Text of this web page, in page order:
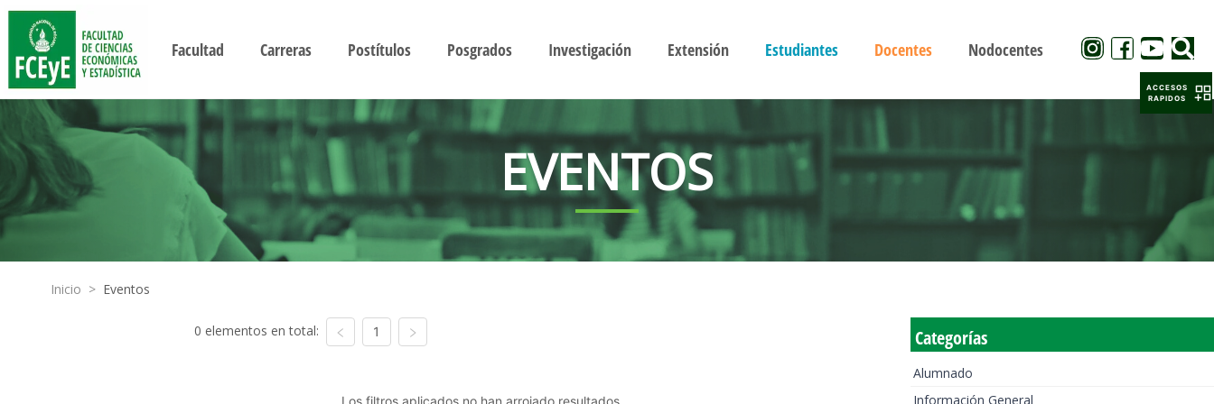
Facultad Carreras Postítulos Posgrados Investigación Extensión Estudiantes Docentes Nodocentes
EVENTOS
Inicio > Eventos
0 elementos en total: 1
Los filtros aplicados no han arrojado resultados
Categorías
Alumnado
Información General
ACCESOS
RAPIDOS